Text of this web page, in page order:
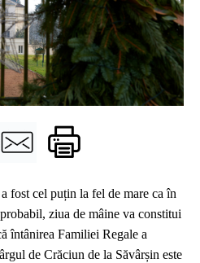
fost cel puțin la fel de mare ca în
ziua de mâine va constitui
întânirea Familiei Regale a
de Crăciun de la Săvârșin este